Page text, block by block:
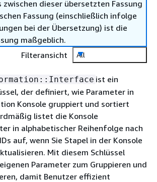
zwischen dieser übersetzten Fassung
Fassung (einschließlich infolge
bei der Übersetzung) ist die
maßgeblich.
Filteransicht
All
ist ein
der definiert, wie Parameter in
Konsole gruppiert und sortiert
listet die Konsole
in alphabetischer Reihenfolge nach
auf, wenn Sie Stapel in der Konsole
Mit diesem Schlüssel
Parameter zum Gruppieren und
damit Benutzer effizient